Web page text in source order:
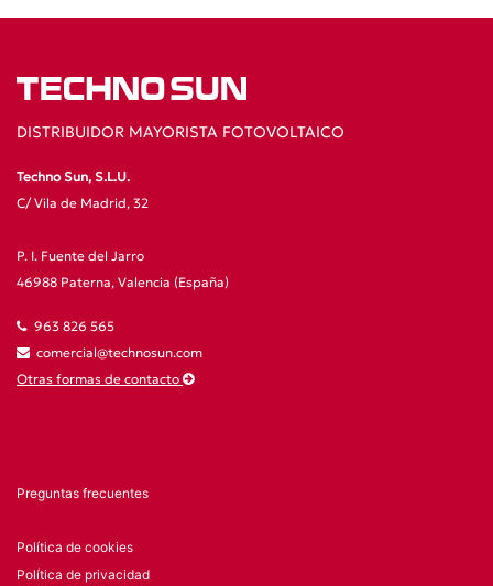
DISTRIBUIDOR MAYORISTA FOTOVOLTAICO
Techno Sun, S.L.U.
C/ Vila de Madrid, 32
P. I. Fuente del Jarro
46988 Paterna, Valencia (España)
963 826 565
comercial@technosun.com
Otras formas de contacto
Preguntas frecuentes
Política de cookies
Política de privacidad